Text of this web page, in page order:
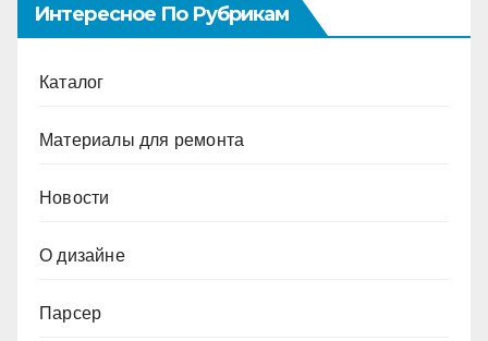
Интересное По Рубрикам
Каталог
Материалы для ремонта
Новости
О дизайне
Парсер